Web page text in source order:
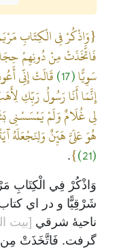
{وَاذْكُرْ فِي الْكِتَابِ
فَاتَّخَذَتْ مِنْ دُونِهِمْ
سَوِيًّا(17) قَالَتْ إِنِّي
إِنَّمَا أَنَا رَسُولُ رَبِّكِ
لِي غُلَامٌ وَلَمْ يَمْسَسْنِي
هُوَ عَلَيَّ هَيِّنٌ وَلِنَجْعَلَهُ
(21)
}
.
وَاذْكُرْ فِي الْكِتَابِ
شَرْقِيًّا و در اي
ناحيۀ شرقي [بيت
گرفت. فَاتَّخَذَتْ مِن